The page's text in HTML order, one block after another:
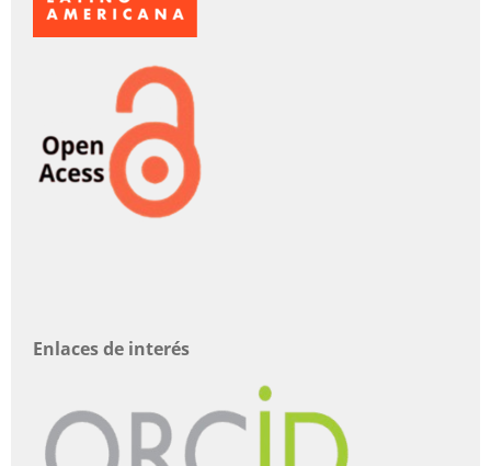
Enlaces de interés